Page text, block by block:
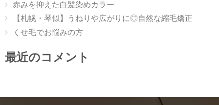
赤みを抑えた白髪染めカラー
【札幌・琴似】うねりや広がりに◎自然な縮毛矯正
くせ毛でお悩みの方
最近のコメント